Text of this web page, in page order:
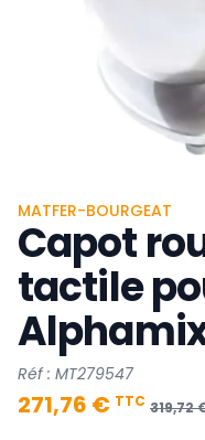
MATFER-BOURGEAT
Capot
tactile
Réf : MT279547
271,76 € TTC 319,72